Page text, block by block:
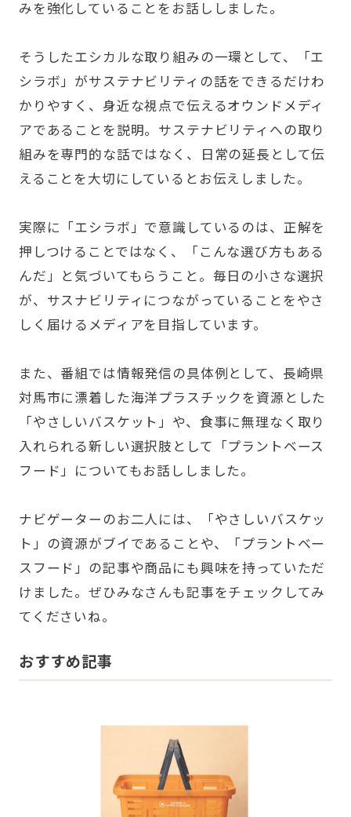
みを強化していることをお話ししました。
そうしたエシカルな取り組みの一環として、「エ
シラボ」がサステナビリティの話をできるだけわ
かりやすく、身近な視点で伝えるオウンドメディ
アであることを説明。サステナビリティへの取り
組みを専門的な話ではなく、日常の延長として伝
えることを大切にしているとお伝えしました。
実際に「エシラボ」で意識しているのは、正解を
押しつけることではなく、「こんな選び方もある
んだ」と気づいてもらうこと。毎日の小さな選択
が、サスナビリティにつながっていることをやさ
しく届けるメディアを目指しています。
また、番組では情報発信の具体例として、長崎県
対馬市に漂着した海洋プラスチックを資源とした
「やさしいバスケット」や、食事に無理なく取り
入れられる新しい選択肢として「プラントベース
フード」についてもお話ししました。
ナビゲーターのお二人には、「やさしいバスケッ
ト」の資源がブイであることや、「プラントベー
スフード」の記事や商品にも興味を持っていただ
けました。ぜひみなさんも記事をチェックしてみ
てくださいね。
おすすめ記事